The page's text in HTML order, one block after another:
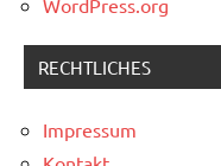
RECHTLICHES
Impressum